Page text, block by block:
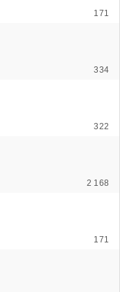
171
334
322
2 168
171